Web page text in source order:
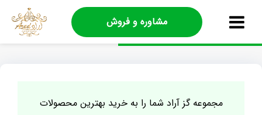
مشاوره و فروش
مجموعه گز آراد شما را به خرید بهترین محصولات